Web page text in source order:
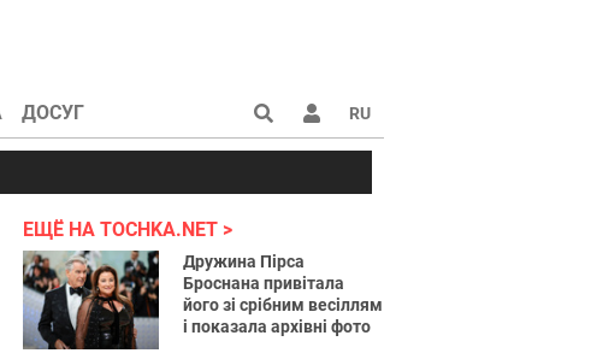
ДОСУГ RU
Украине 2022
ЕЩЁ НА TOCHKA.NET
Дружина Пірса
Броснана привітала
його зі срібним весіллям
і показала архівні фото